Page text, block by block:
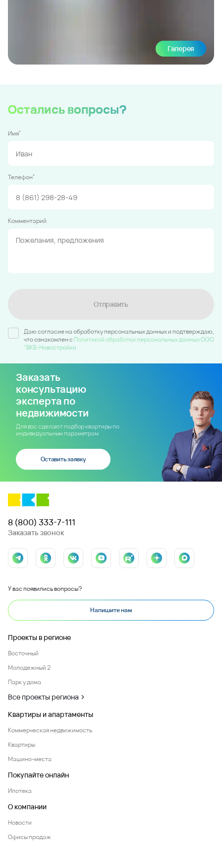
Галерея
Остались вопросы?
Имя*
Телефон*
Комментарий
Отправить
Даю согласие на обработку персональных данных и подтверждаю,
что ознакомлен c Политикой обработки персональных данных ООО
"ВКБ-Новостройки
Заказать
консультацию
эксперта по
недвижимости
Для вас сделают подбор квартиры по
индивидуальным параметрам
Оставить заявку
8 (800) 333-7-111
Заказать звонок
У вас появились вопросы?
Напишите нам
Проекты в регионе
Восточный
Молодежный 2
Парк у дома
Все проекты региона
Квартиры и апартаменты
Коммерческая недвижимость
Квартиры
Машино-места
Покупайте онлайн
Ипотека
О компании
Новости
Офисы продаж